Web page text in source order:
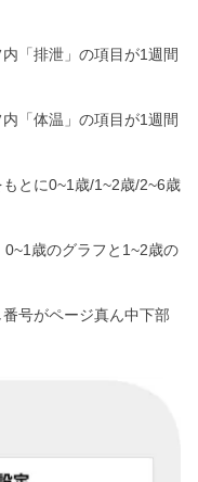
「排泄」の項目が1週間
「体温」の項目が1週間
とに0~1歳/1~2歳/2~6歳
歳のグラフと1~2歳の
号がページ真ん中下部